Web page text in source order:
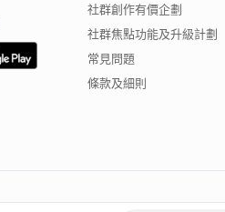
社群創作有價企劃
社群焦點功能及升級計劃
常見問題
條款及細則